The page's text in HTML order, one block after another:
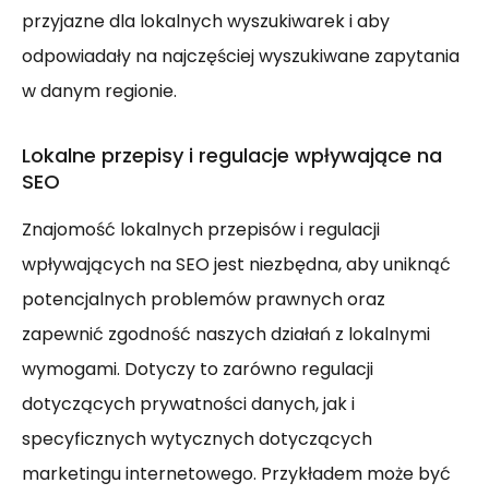
przyjazne dla lokalnych wyszukiwarek i aby
odpowiadały na najczęściej wyszukiwane zapytania
w danym regionie.
Lokalne przepisy i regulacje wpływające na
SEO
Znajomość lokalnych przepisów i regulacji
wpływających na SEO jest niezbędna, aby uniknąć
potencjalnych problemów prawnych oraz
zapewnić zgodność naszych działań z lokalnymi
wymogami. Dotyczy to zarówno regulacji
dotyczących prywatności danych, jak i
specyficznych wytycznych dotyczących
marketingu internetowego. Przykładem może być